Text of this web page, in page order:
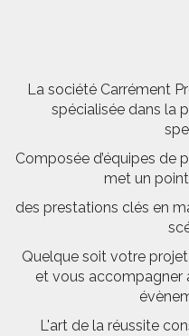
La société Carrément
spécialisée dans la
Composée d’équipes de
met un point
des prestations clés en
Quelque soit votre
et vous accompagner
L'art de la réussite